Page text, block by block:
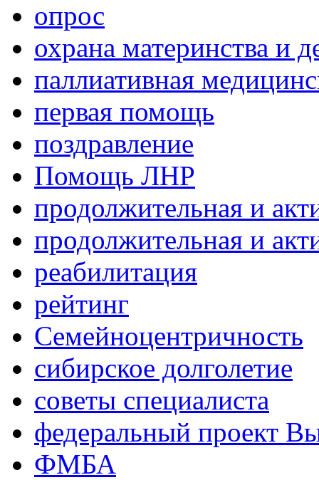
опрос
охрана материнства и
паллиативная
первая помощь
поздравление
Помощь ЛНР
продолжительная и
продолжительная и
реабилитация
рейтинг
Семейноцентричность
сибирское долголетие
советы специалиста
федеральный проект
ФМБА